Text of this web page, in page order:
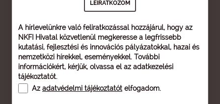
A hírlevelünkre való feliratkozással hozzájárul, hogy az
NKFI Hivatal közvetlenül megkeresse a legfrissebb
kutatási, fejlesztési és innovációs pályázatokkal, hazai és
nemzetközi hírekkel, eseményekkel. További
információkért, kérjük, olvassa el az adatkezelési
tájékoztatót.
Az adatvédelmi tájékoztatót elfogadom.